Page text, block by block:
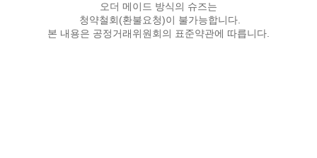
오더 메이드 방식의 슈즈는
청약철회(환불요청)이 불가능합니다.
본 내용은 공정거래위원회의 표준약관에 따릅니다.